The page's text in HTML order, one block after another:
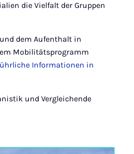
die Vielfalt der Gruppen
dem Aufenthalt in
Mobilitätsprogramm
Informationen in
und Vergleichende